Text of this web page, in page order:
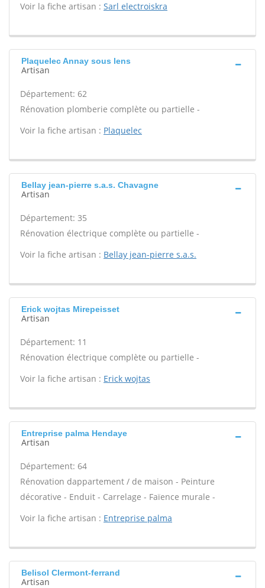
Voir la fiche artisan : Sarl electroiskra
Plaquelec Annay sous lens
Artisan
Département: 62
Rénovation plomberie complète ou partielle -
Voir la fiche artisan : Plaquelec
Bellay jean-pierre s.a.s. Chavagne
Artisan
Département: 35
Rénovation électrique complète ou partielle -
Voir la fiche artisan : Bellay jean-pierre s.a.s.
Erick wojtas Mirepeisset
Artisan
Département: 11
Rénovation électrique complète ou partielle -
Voir la fiche artisan : Erick wojtas
Entreprise palma Hendaye
Artisan
Département: 64
Rénovation dappartement / de maison - Peinture
décorative - Enduit - Carrelage - Faïence murale -
Voir la fiche artisan : Entreprise palma
Belisol Clermont-ferrand
Artisan